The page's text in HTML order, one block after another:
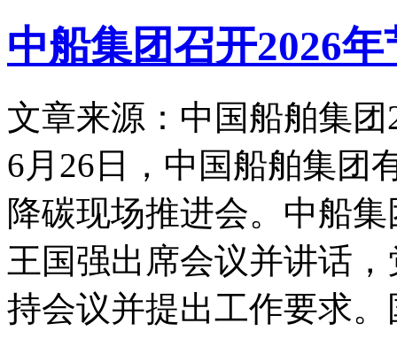
中船集团召开2026
文章来源：中国船舶集团
6月26日，中国船舶集团
降碳现场推进会。中船
王国强出席会议并讲话
持会议并提出工作要求。